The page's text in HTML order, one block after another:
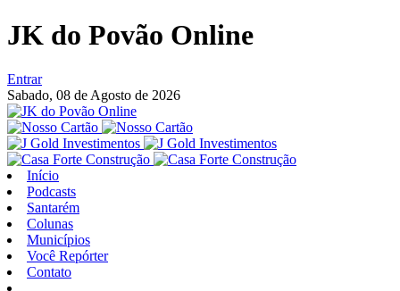
JK do Povão Online
Entrar
Sabado, 08 de Agosto de 2026
Início
Podcasts
Santarém
Colunas
Municípios
Você Repórter
Contato